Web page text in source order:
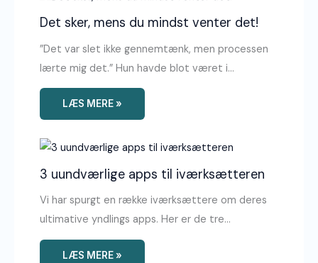
Det sker, mens du mindst venter det!
”Det var slet ikke gennemtænk, men processen
lærte mig det.” Hun havde blot været i…
LÆS MERE »
3 uundværlige apps til iværksætteren
Vi har spurgt en række iværksættere om deres
ultimative yndlings apps. Her er de tre…
LÆS MERE »